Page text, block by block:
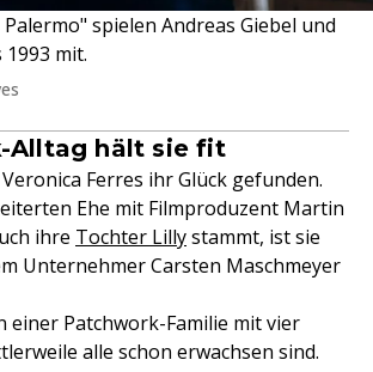
spielen Andreas Giebel und
mit.
Alltag hält sie fit
Ferres ihr Glück gefunden.
Ehe mit Filmproduzent Martin
ihre Tochter Lillystammt, ist sie
Unternehmer Carsten Maschmeyer
einer Patchwork-Familie mit vier
alle schon erwachsen sind.